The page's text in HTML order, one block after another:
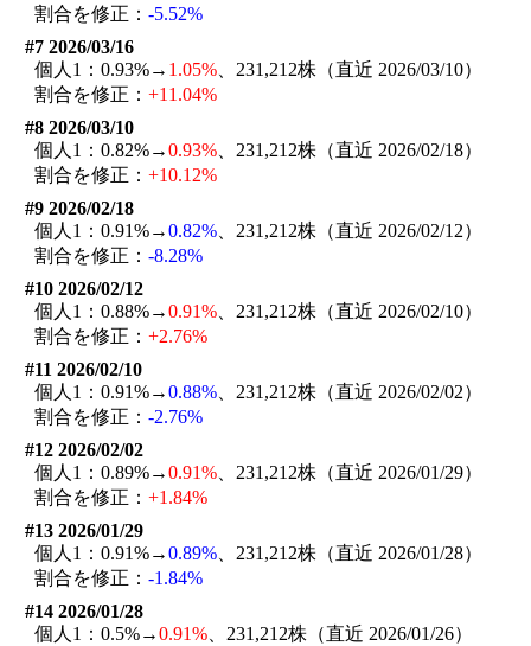
割合を修正：-5.52%
#7 2026/03/16
個人1：0.93%→ 1.05% 、231,212株（直近 2026/03/10）
割合を修正：+11.04%
#8 2026/03/10
個人1：0.82%→0.93% 、231,212株（直近 2026/02/18）
割合を修正：+10.12%
#9 2026/02/18
個人1：0.91%→0.82% 、231,212株（直近 2026/02/12）
割合を修正：-8.28%
#10 2026/02/12
個人1：0.88%→0.91% 、231,212株（直近 2026/02/10）
割合を修正：+2.76%
#11 2026/02/10
個人1：0.91%→0.88% 、231,212株（直近 2026/02/02）
割合を修正：-2.76%
#12 2026/02/02
個人1：0.89%→0.91% 、231,212株（直近 2026/01/29）
割合を修正：+1.84%
#13 2026/01/29
個人1：0.91%→0.89% 、231,212株（直近 2026/01/28）
割合を修正：-1.84%
#14 2026/01/28
個人1：0.5%→0.91% 、231,212株（直近 2026/01/26）